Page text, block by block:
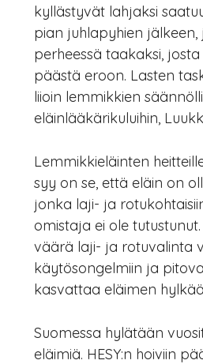
kyllästyvät lahjaksi
pian juhlapyhien
perheessä taakaksi,
päästä eroon. Lasten
liioin lemmikkien
eläinlääkärikuluihin,
Lemmikkieläinten
syy on se, että eläin on
jonka laji- ja
omistaja ei ole
väärä laji- ja rotuvalinta
käytösongelmiin ja
kasvattaa eläimen
Suomessa hylätään
eläimiä. HESY:n hoiviin